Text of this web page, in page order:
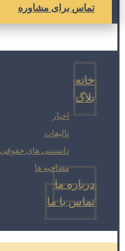
تماس برای مشاوره
خانه
بلاگ
اخبار
تالیفات
دانستنی های حقوقی
مصاحبه ها
درباره ما
تماس با ما